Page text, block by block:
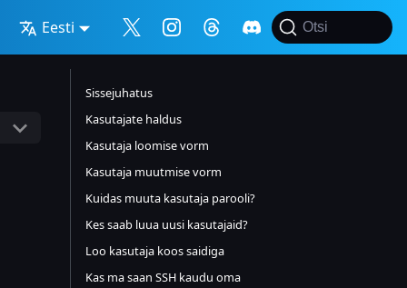
Eesti Otsi
Sissejuhatus
Kasutajate haldus
Kasutaja loomise vorm
Kasutaja muutmise vorm
Kuidas muuta kasutaja parooli?
Kes saab luua uusi kasutajaid?
Loo kasutaja koos saidiga
Kas ma saan SSH kaudu oma